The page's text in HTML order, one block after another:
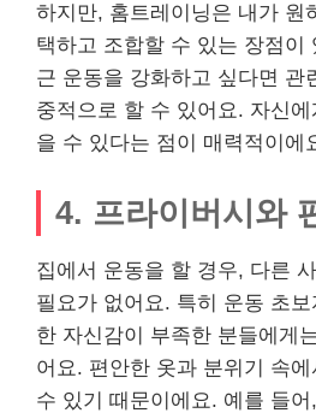
하지만, 홈트레이닝은 내가 원
택하고 조합할 수 있는 장점이
근 운동을 강화하고 싶다면 관
중적으로 할 수 있어요. 자신
을 수 있다는 점이 매력적이에
4. 프라이버시와
집에서 운동을 할 경우, 다른
필요가 없어요. 특히 운동 초
한 자신감이 부족한 분들에게
어요. 편안한 옷과 분위기 속
수 있기 때문이에요. 예를 들